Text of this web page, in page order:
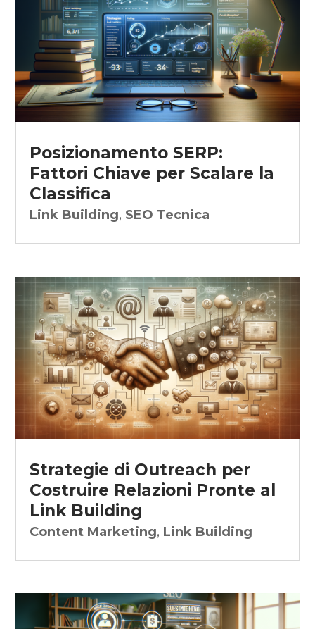
Posizionamento SERP:
Fattori Chiave per Scalare la
Classifica
Link Building, SEO Tecnica
Strategie di Outreach per
Costruire Relazioni Pronte al
Link Building
Content Marketing, Link Building